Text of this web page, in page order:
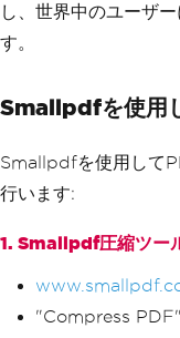
し、世界中のユーザ
す。
Smallpdfを使用
Smallpdfを使用して
行います:
1. Smallpdf圧縮ツー
"Compress PDF"